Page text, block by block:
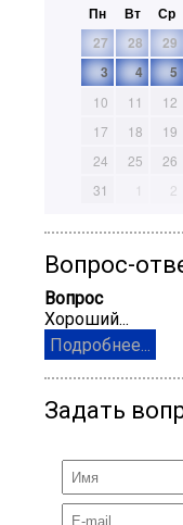
Пн Вт Ср
27
28 29
3
4 5
10
11 12
17
18 19
24
25 26
31
1 2
Вопрос-
Вопрос
Хороший...
Подробнее...
Задать